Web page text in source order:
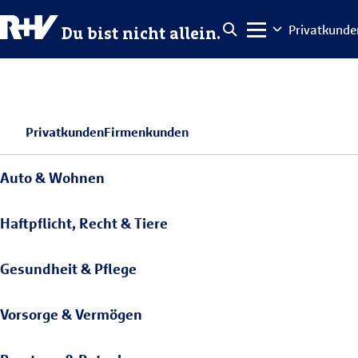
Du bist nicht allein.
PrivatkundenFirmenkunden
Auto & Wohnen
Haftpflicht, Recht & Tiere
Gesundheit & Pflege
Vorsorge & Vermögen